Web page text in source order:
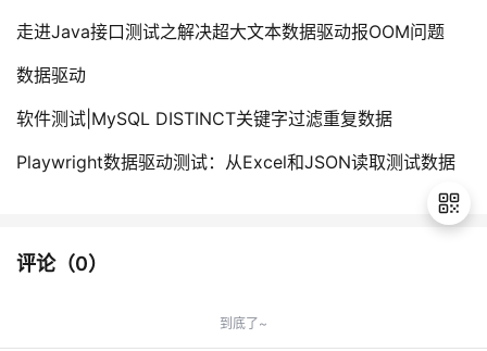
走进Java接口测试之解决超大文本数据驱动报OOM问题
数据驱动
软件测试|MySQL DISTINCT关键字过滤重复数据
Playwright数据驱动测试：从Excel和JSON读取测试数据
评论（0）
到底了~